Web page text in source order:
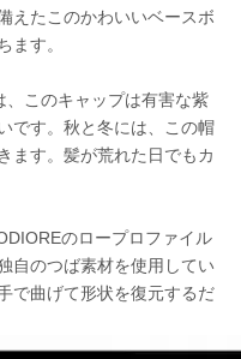
えたこのかわいいベースボ
ます。
、このキャップは有害な紫
です。秋と冬には、この帽
ます。髪が荒れた日でもカ
のロープロファイル
自のつば素材を使用してい
で曲げて形状を復元するだ